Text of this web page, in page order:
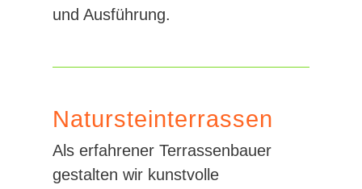
und Ausführung.
Natursteinterrassen
Als erfahrener Terrassenbauer
gestalten wir kunstvolle